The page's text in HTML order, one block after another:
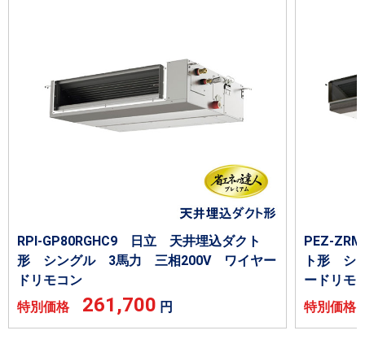
RPI-GP80RGHC9 日立 天井埋込ダクト
形 シングル 3馬力 三相200V ワイヤー
ドリモコン
特別価格 261,700 円
PEZ-
ト形 シ
ードリモ
特別価